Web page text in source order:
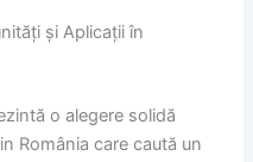
și Aplicații în
o alegere solidă
România care caută un